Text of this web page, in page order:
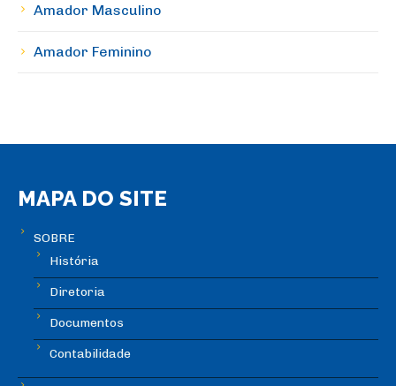
Amador Masculino
Amador Feminino
MAPA DO SITE
SOBRE
História
Diretoria
Documentos
Contabilidade